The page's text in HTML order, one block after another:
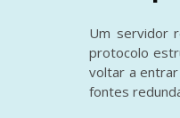
Um servidor
protocolo
voltar a
fontes